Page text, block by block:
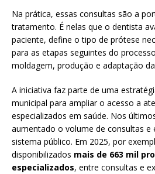
Na prática, essas consultas são a
tratamento. É nelas que o dentista
paciente, define o tipo de prótese
para as etapas seguintes do
moldagem, produção e adaptação
A iniciativa faz parte de uma
municipal para ampliar o acesso a
especializados em saúde. Nos
aumentado o volume de consultas e
sistema público. Em 2025, por
disponibilizados mais de 663 mil
especializados, entre consultas e